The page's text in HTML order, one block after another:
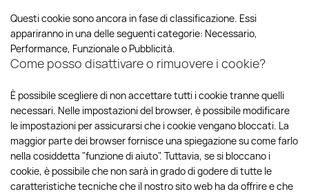
Questi cookie sono ancora in fase di classificazione. Essi
appariranno in una delle seguenti categorie: Necessario,
Performance, Funzionale o Pubblicità.
Come posso disattivare o rimuovere i cookie?
È possibile scegliere di non accettare tutti i cookie tranne quelli
necessari. Nelle impostazioni del browser, è possibile modificare
le impostazioni per assicurarsi che i cookie vengano bloccati. La
maggior parte dei browser fornisce una spiegazione su come farlo
nella cosiddetta "funzione di aiuto". Tuttavia, se si bloccano i
cookie, è possibile che non sarà in grado di godere di tutte le
caratteristiche tecniche che il nostro sito web ha da offrire e che